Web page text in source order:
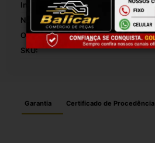
Inclui Corrente:
Número De Dentes:
Origem:
SKU:
Garantia Certificado de Procedência